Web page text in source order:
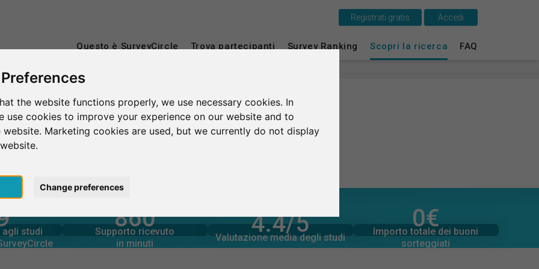
the website functions properly, we use necessary cookies. In
use cookies to improve your experience on our website and to
website. Marketing cookies are used, but we currently do not display
Change preferences
Questo è SurveyCircle Trova partecipanti Survey Ranking Scopri la ricerca FAQ
Registrati gratis Accedi
Universitāte
studi
studi
860
Supporto ricevuto
in minuti
1,920+
Supporto fornito
in minuti 4.4/5
Valutazione media degli studi
249
Numero di valutazioni 0€
Importo totale dei buoni
sorteggiati
0€
Importo totale delle donazioni
promesse
Questo è SurveyCircle
English